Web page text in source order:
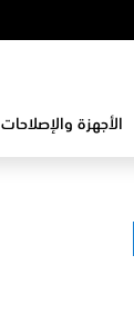
الأجهزة والإصلاحات